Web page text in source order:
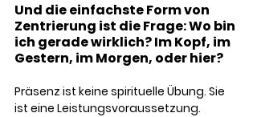
Und die einfachste Form von
Zentrierung ist die Frage: Wo bin
ich gerade wirklich? Im Kopf, im
Gestern, im Morgen, oder hier?
Präsenz ist keine spirituelle Übung. Sie
ist eine Leistungsvoraussetzung.